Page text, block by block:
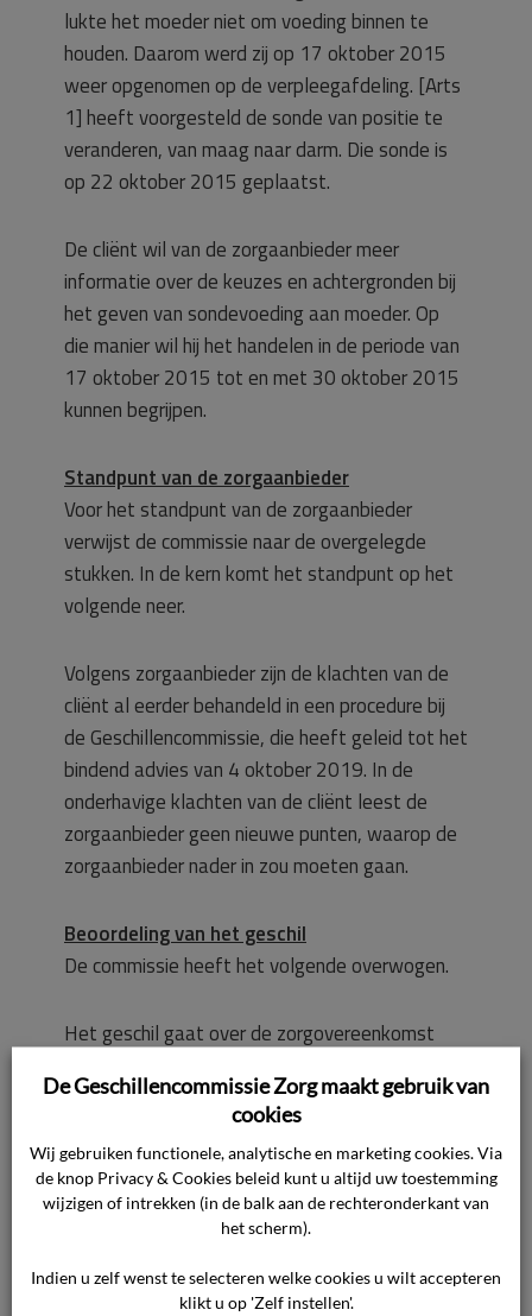
lukte het moeder niet om voeding binnen te
houden. Daarom werd zij op 17 oktober 2015
weer opgenomen op de verpleegafdeling. [Arts
1] heeft voorgesteld de sonde van positie te
veranderen, van maag naar darm. Die sonde is
op 22 oktober 2015 geplaatst.
De cliënt wil van de zorgaanbieder meer
informatie over de keuzes en achtergronden bij
het geven van sondevoeding aan moeder. Op
die manier wil hij het handelen in de periode van
17 oktober 2015 tot en met 30 oktober 2015
kunnen begrijpen.
Standpunt van de zorgaanbieder
Voor het standpunt van de zorgaanbieder
verwijst de commissie naar de overgelegde
stukken. In de kern komt het standpunt op het
volgende neer.
Volgens zorgaanbieder zijn de klachten van de
cliënt al eerder behandeld in een procedure bij
de Geschillencommissie, die heeft geleid tot het
bindend advies van 4 oktober 2019. In de
onderhavige klachten van de cliënt leest de
zorgaanbieder geen nieuwe punten, waarop de
zorgaanbieder nader in zou moeten gaan.
Beoordeling van het geschil
De commissie heeft het volgende overwogen.
Het geschil gaat over de zorgovereenkomst
overleden, maar ook nabestaanden mogen een
klacht indienen, die ziet op de
zorgovereenkomst tussen de overledene en de
zorgaanbieder. De cliënt is een nabestaande
van moeder. Daarom is de Geschillencommissie
behandelen.
De Geschillencommissie Zorg maakt gebruik van
cookies
Wij gebruiken functionele, analytische en marketing cookies. Via
de knop Privacy & Cookies beleid kunt u altijd uw toestemming
wijzigen of intrekken (in de balk aan de rechteronderkant van
het scherm).
Indien u zelf wenst te selecteren welke cookies u wilt accepteren
klikt u op 'Zelf instellen'.